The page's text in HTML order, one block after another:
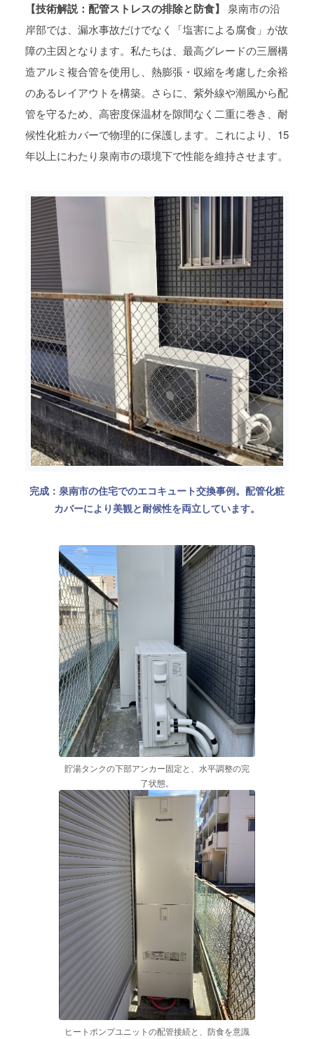
【技術解説：配管ストレスの排除と防食】
泉南市の沿
岸部では、漏水事故だけでなく「塩害による腐食」が故
障の主因となります。私たちは、最高グレードの三層構
造アルミ複合管を使用し、熱膨張・収縮を考慮した余裕
のあるレイアウトを構築。さらに、紫外線や潮風から配
管を守るため、高密度保温材を隙間なく二重に巻き、耐
候性化粧カバーで物理的に保護します。これにより、15
年以上にわたり泉南市の環境下で性能を維持させます。
完成：泉南市の住宅でのエコキュート交換事例。配管化粧
カバーにより美観と耐候性を両立しています。
貯湯タンクの下部アンカー固定と、水平調整の完
了状態。
ヒートポンプユニットの配管接続と、防食を意識